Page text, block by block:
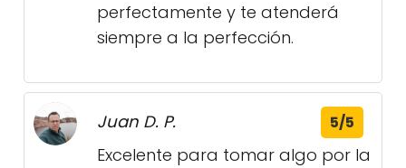
perfectamente y te atenderá
siempre a la perfección.
Juan D. P. 5/5
Excelente para tomar algo por la